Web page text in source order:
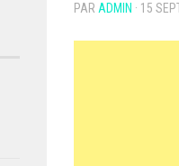
PAR ADMIN · 15